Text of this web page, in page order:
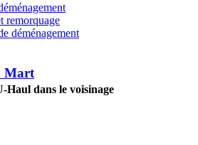
remorquage
déménagement
Mart
Haul dans le voisinage